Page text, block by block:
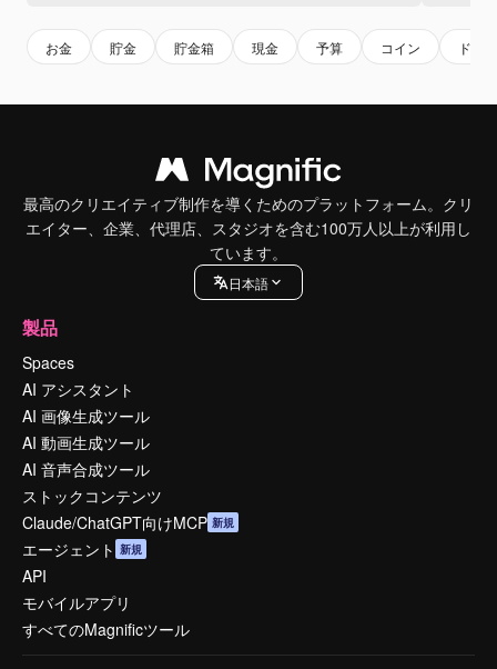
お金 貯金 貯金箱 現金 予算 コイン ドル
最高のクリエイティブ制作を導くためのプラットフォーム。クリ
エイター、企業、代理店、スタジオを含む100万人以上が利用し
ています。
日本語
製品
Spaces
AI アシスタント
AI 画像生成ツール
AI 動画生成ツール
AI 音声合成ツール
ストックコンテンツ
Claude/ChatGPT向けMCP 新規
エージェント 新規
API
モバイルアプリ
すべてのMagnificツール